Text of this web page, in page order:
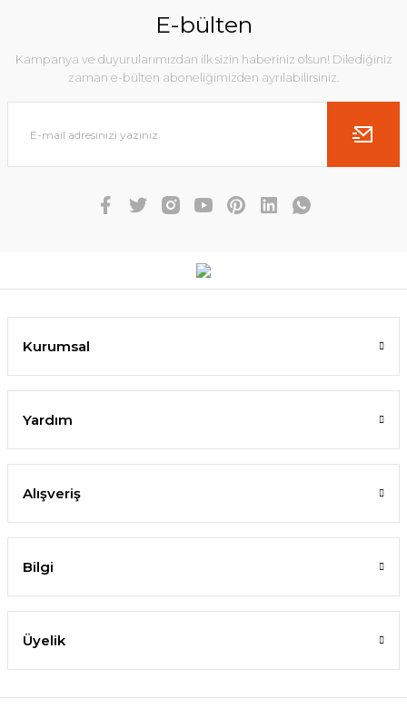
E-bülten
Kampanya ve duyurularımızdan ilk sizin haberiniz olsun! Dilediğiniz
zaman e-bülten aboneliğimizden ayrılabilirsiniz.
Kurumsal
Yardım
Alışveriş
Bilgi
Üyelik